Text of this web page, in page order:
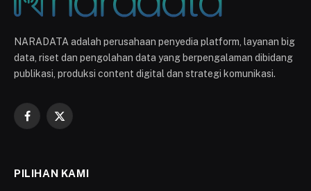
NARADATA adalah perusahaan penyedia platform, layanan big
data, riset dan pengolahan data yang berpengalaman dibidang
publikasi, produksi content digital dan strategi komunikasi.
Facebook
X
PILIHAN KAMI